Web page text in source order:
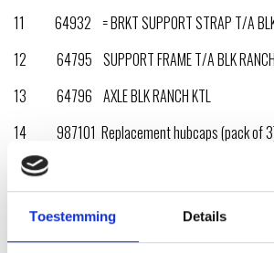
Toestemming Details
11 64932 = BRKT SUPPORT STRAP T/A
12 64795 SUPPORT FRAME T/A BLK RANCH
13 64796 AXLE BLK RANCH KTL
14 987101 Replacement hubcaps (pack of
15 63061 Wheel insert kit for 8″ wheel (qty.
16 80735 Wheel
17 64797 Bottom frame for Ranch Kettle,